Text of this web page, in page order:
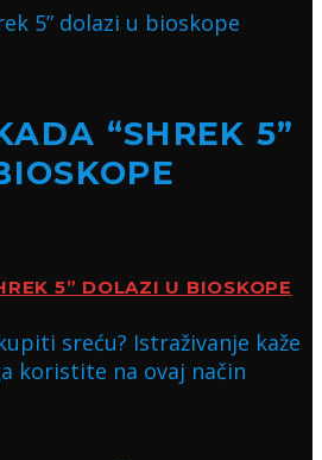
“SHREK 5”
5” DOLAZI U BIOSKOPE